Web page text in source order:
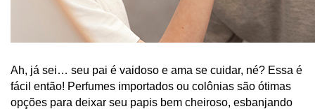
Ah, já sei… seu pai é vaidoso e ama se cuidar, né? Essa é
fácil então! Perfumes importados ou colônias são ótimas
opções para deixar seu papis bem cheiroso, esbanjando